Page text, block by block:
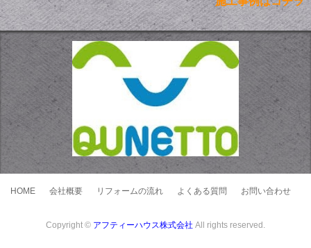
HOME 会社概要 リフォームの流れ よくある質問 お問い合わせ
Copyright © アフティーハウス株式会社 All rights reserved.